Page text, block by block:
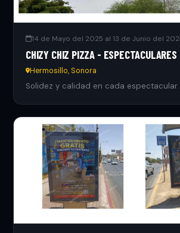
14 de Mayo del 2025 al 13 de Junio del
CHIZY CHIZ PIZZA - ESPECTACULARES
Hermosillo, Sonora
Solidez y calidad en cada espectacular.